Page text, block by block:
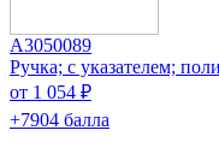
A3050089
Ручка; с указателем;
от 1 054 ₽
+7904 балла